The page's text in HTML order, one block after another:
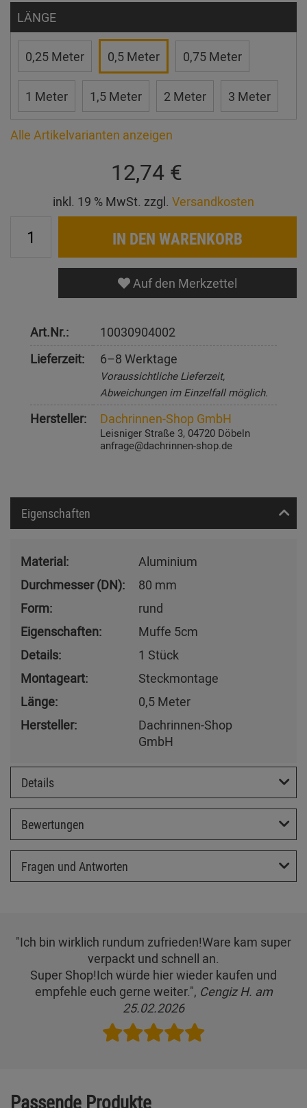
LÄNGE
0,25 Meter 0,5 Meter 0,75 Meter
1 Meter 1,5 Meter 2 Meter 3 Meter
Alle Artikelvarianten anzeigen
12,74 €
inkl. 19 % MwSt. zzgl. Versandkosten
IN DEN WARENKORB
Auf den Merkzettel
Art.Nr.:
10030904002
Lieferzeit:
6–8 Werktage
Voraussichtliche Lieferzeit,
Abweichungen im Einzelfall möglich.
Hersteller: Dachrinnen-Shop GmbH
Leisniger Straße 3, 04720 Döbeln
anfrage@dachrinnen-shop.de
Eigenschaften
Material:
Aluminium
Durchmesser (DN):
80 mm
Form:
rund
Eigenschaften:
Muffe 5cm
Details:
1 Stück
Montageart:
Steckmontage
Länge:
0,5 Meter
Hersteller:
Dachrinnen-Shop
GmbH
Details
Bewertungen
Fragen und Antworten
"Ich bin wirklich rundum zufrieden!Ware kam super
verpackt und schnell an.
Super Shop!Ich würde hier wieder kaufen und
empfehle euch gerne weiter.", Cengiz H. am
25.02.2026
Passende Produkte